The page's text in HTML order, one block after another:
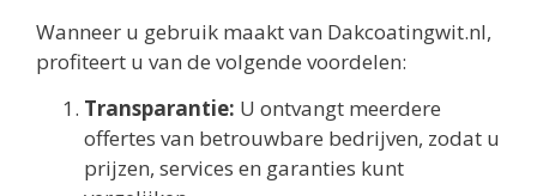
Wanneer u gebruik maakt van Dakcoatingwit.nl,
profiteert u van de volgende voordelen:
Transparantie: U ontvangt meerdere
offertes van betrouwbare bedrijven, zodat u
prijzen, services en garanties kunt